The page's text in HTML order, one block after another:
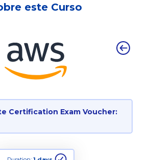
este Curso
Certification Exam Voucher: